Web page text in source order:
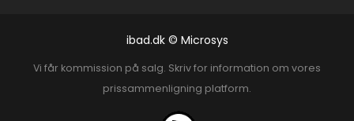
ibad.dk © Microsys
Vi får kommission på salg. Skriv for information om vores
prissammenligning platform.